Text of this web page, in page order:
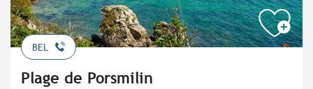
BEL
Plage de Porsmilin